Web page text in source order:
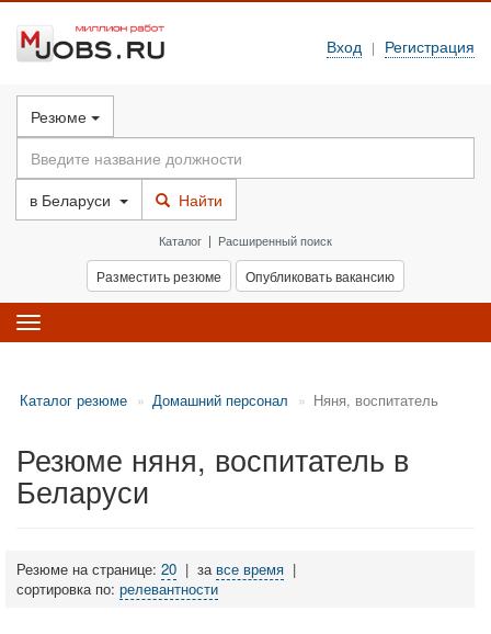
Вход | Регистрация
Резюме
в Беларуси Найти
Каталог | Расширенный поиск
Разместить резюме Опубликовать вакансию
Toggle
navigation
Каталог резюме Домашний персонал Няня, воспитатель
Резюме няня, воспитатель в
Беларуси
Резюме на странице: 20 | за все время |
сортировка по: релевантности